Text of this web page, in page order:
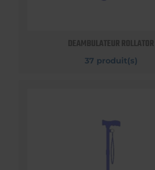
DEAMBULATEUR ROLLATOR
37 produit(s)